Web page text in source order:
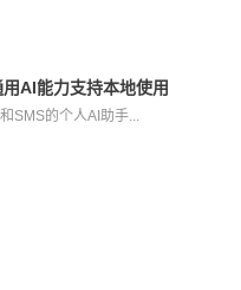
AI能力支持本地使用
SMS的个人AI助手...